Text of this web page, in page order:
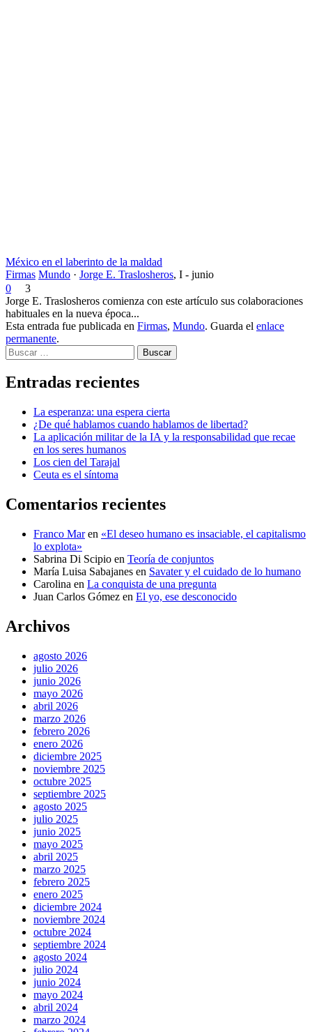
México en el laberinto de la maldad
Firmas Mundo · Jorge E. Traslosheros, I - junio
0
3
Jorge E. Traslosheros comienza con este artículo sus colaboraciones
habituales en la nueva época...
Esta entrada fue publicada en Firmas, Mundo. Guarda el enlace
permanente.
Buscar
Entradas recientes
La esperanza: una espera cierta
¿De qué hablamos cuando hablamos de libertad?
La aplicación militar de la IA y la responsabilidad que recae
en los seres humanos
Los cien del Tarajal
Ceuta es el síntoma
Comentarios recientes
Franco Maren «El deseo humano es insaciable, el capitalismo
lo explota»
Sabrina Di Scipio en Teoría de conjuntos
María Luisa Sabajanes en Savater y el cuidado de lo humano
Carolina en La conquista de una pregunta
Juan Carlos Gómez en El yo, ese desconocido
Archivos
agosto 2026
julio 2026
junio 2026
mayo 2026
abril 2026
marzo 2026
febrero 2026
enero 2026
diciembre 2025
noviembre 2025
octubre 2025
septiembre 2025
agosto 2025
julio 2025
junio 2025
mayo 2025
abril 2025
marzo 2025
febrero 2025
enero 2025
diciembre 2024
noviembre 2024
octubre 2024
septiembre 2024
agosto 2024
julio 2024
junio 2024
mayo 2024
abril 2024
marzo 2024